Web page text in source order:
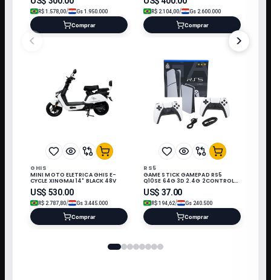
<
R$ 1.578,00/ Gs 1.950.000
Comprar
R$ 2.104,00/ Gs 2.600.000
Comprar
GHIS
MINI MOTO ELETRICA GHIS E-
CYCLE XINGMAI 14" BLACK 48V
US$ 530.00
R$ 2.787,80/ Gs 3.445.000
Comprar
RS5
GAME STICK GAMEPAD RS5
Q10SE 64G 3D 2.4G 2CONTROLE
3 JOGO PRETO/BRANCO
US$ 37.00
R$ 194,62/ Gs 240.500
Comprar
>